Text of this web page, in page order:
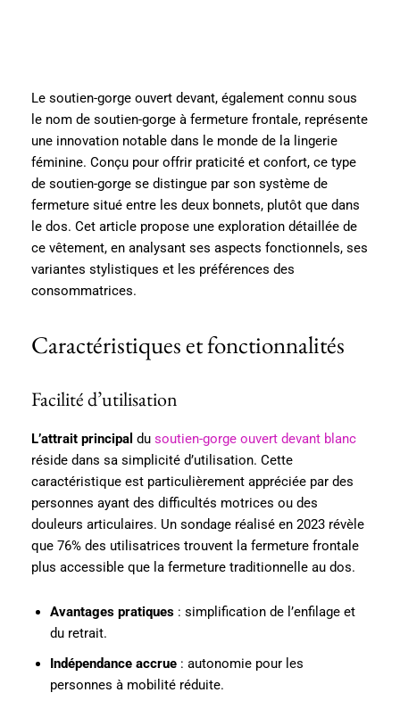
Le soutien-gorge ouvert devant, également connu sous
le nom de soutien-gorge à fermeture frontale, représente
une innovation notable dans le monde de la lingerie
féminine. Conçu pour offrir praticité et confort, ce type
de soutien-gorge se distingue par son système de
fermeture situé entre les deux bonnets, plutôt que dans
le dos. Cet article propose une exploration détaillée de
ce vêtement, en analysant ses aspects fonctionnels, ses
variantes stylistiques et les préférences des
consommatrices.
Caractéristiques et fonctionnalités
Facilité d’utilisation
L’attrait principal du soutien-gorge ouvert devant blanc
réside dans sa simplicité d’utilisation. Cette
caractéristique est particulièrement appréciée par des
personnes ayant des difficultés motrices ou des
douleurs articulaires. Un sondage réalisé en 2023 révèle
que 76% des utilisatrices trouvent la fermeture frontale
plus accessible que la fermeture traditionnelle au dos.
Avantages pratiques : simplification de l’enfilage et
du retrait.
Indépendance accrue : autonomie pour les
personnes à mobilité réduite.